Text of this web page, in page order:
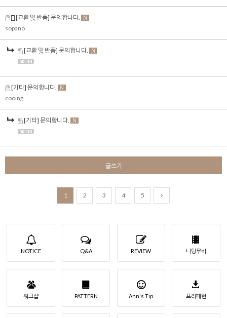
[교환 및 반품] 문의합니다. N
sopano
[교환 및 반품] 문의합니다. N
[기타] 문의합니다. N
cooing
[기타] 문의합니다. N
글쓰기
1 2 3 4 5
NOTICE Q&A REVIEW 니팅무비
워크샵 PATTERN Ann's Tip 프리패턴